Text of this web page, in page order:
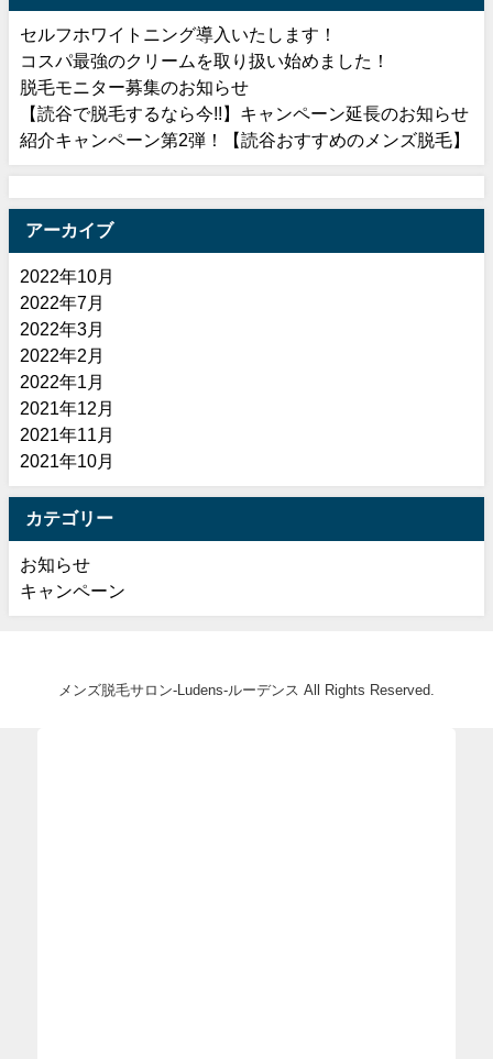
セルフホワイトニング導入いたします！
コスパ最強のクリームを取り扱い始めました！
脱毛モニター募集のお知らせ
【読谷で脱毛するなら今!!】キャンペーン延長のお知らせ
紹介キャンペーン第2弾！【読谷おすすめのメンズ脱毛】
アーカイブ
2022年10月
2022年7月
2022年3月
2022年2月
2022年1月
2021年12月
2021年11月
2021年10月
カテゴリー
お知らせ
キャンペーン
メンズ脱毛サロン-Ludens-ルーデンス All Rights Reserved.